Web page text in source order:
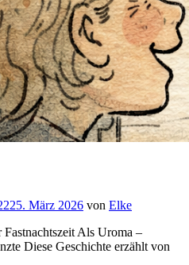
25. März 2026 von Elke
Als Uroma –
Diese Geschichte erzählt von